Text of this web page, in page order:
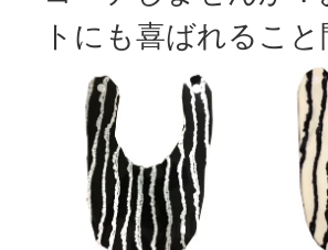
トにも喜ばれるこ